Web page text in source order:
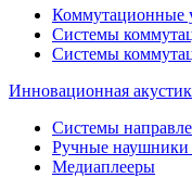
Коммутационные
Системы
Системы
Инновационная
Системы
Ручные
Медиаплееры